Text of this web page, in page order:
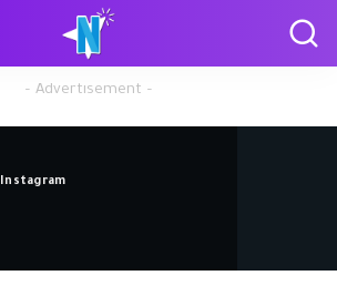
– Advertisement –
Instagram